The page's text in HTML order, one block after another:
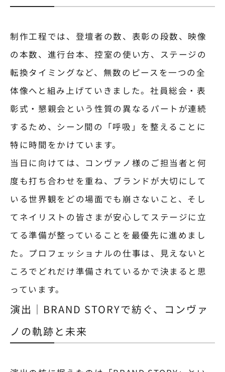
制作工程では、登壇者の数、表彰の段数、映像
の本数、進行台本、控室の使い方、ステージの
転換タイミングなど、無数のピースを一つの全
体像へと組み上げていきました。社員総会・表
彰式・懇親会という性質の異なるパートが連続
するため、シーン間の「呼吸」を整えることに
特に時間をかけています。
当日に向けては、コンヴァノ様のご担当者と何
度も打ち合わせを重ね、ブランドが大切にして
いる世界観をどの場面でも崩さないこと、そし
てネイリストの皆さまが安心してステージに立
てる準備が整っていることを最優先に進めまし
た。プロフェッショナルの仕事は、見えないと
ころでどれだけ準備されているかで決まると思
っています。
演出｜BRAND STORYで紡ぐ、コンヴァ
ノの軌跡と未来